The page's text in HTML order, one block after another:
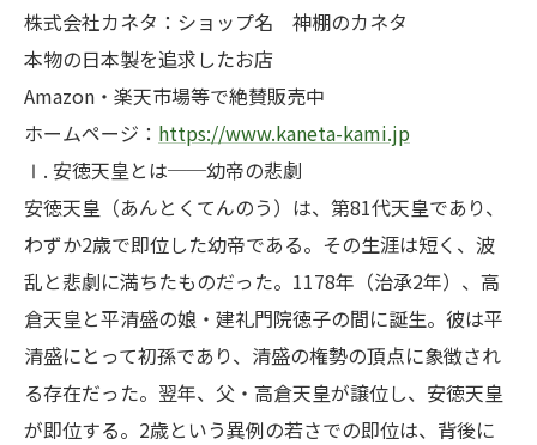
株式会社カネタ：ショップ名 神棚のカネタ
本物の日本製を追求したお店
Amazon・楽天市場等で絶賛販売中
ホームページ： https://www.kaneta-kami.jp
Ⅰ. 安徳天皇とは──幼帝の悲劇
安徳天皇（あんとくてんのう）は、第81代天皇であり、
わずか2歳で即位した幼帝である。その生涯は短く、波
乱と悲劇に満ちたものだった。1178年（治承2年）、高
倉天皇と平清盛の娘・建礼門院徳子の間に誕生。彼は平
清盛にとって初孫であり、清盛の権勢の頂点に象徴され
る存在だった。翌年、父・高倉天皇が譲位し、安徳天皇
が即位する。2歳という異例の若さでの即位は、背後に